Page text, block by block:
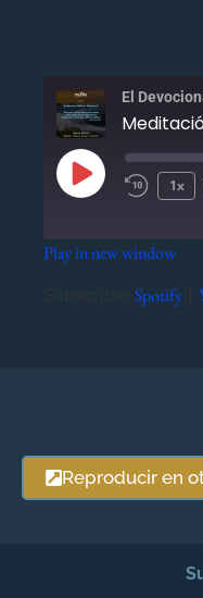
El
1x
Play in new window
Spotify
Reproducir en